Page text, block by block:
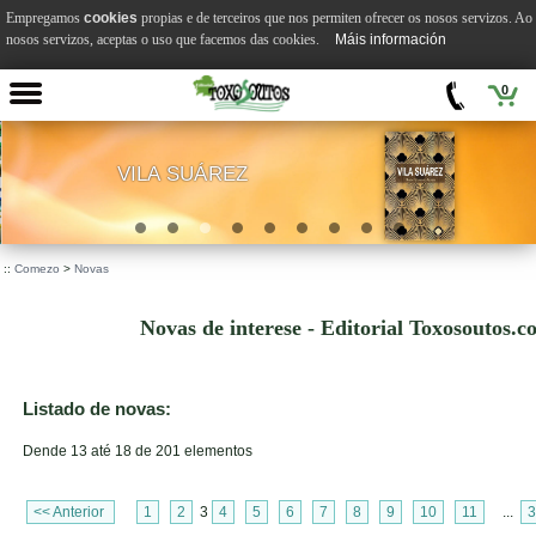
0
VILA SUÁREZ
:: Comezo > Novas
Novas de interese - Editorial
Listado de novas:
Dende 13 até 18 de 201 elementos
<< Anterior 1 2 3 4 5 6 7 8 9 10 11
Empregamos cookies propias e de terceiros que nos permiten ofrecer os nosos servizos. Ao
nosos servizos, aceptas o uso que facemos das cookies.
Máis información